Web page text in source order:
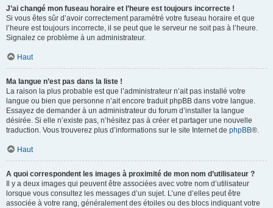
J’ai changé mon fuseau horaire et l’heure est toujours incorrecte !
Si vous êtes sûr d’avoir correctement paramétré votre fuseau horaire et que
l’heure est toujours incorrecte, il se peut que le serveur ne soit pas à l’heure.
Signalez ce problème à un administrateur.
Haut
Ma langue n’est pas dans la liste !
La raison la plus probable est que l’administrateur n’ait pas installé votre
langue ou bien que personne n’ait encore traduit phpBB dans votre langue.
Essayez de demander à un administrateur du forum d’installer la langue
désirée. Si elle n’existe pas, n’hésitez pas à créer et partager une nouvelle
traduction. Vous trouverez plus d’informations sur le site Internet de phpBB®.
Haut
A quoi correspondent les images à proximité de mon nom d’utilisateur ?
Il y a deux images qui peuvent être associées avec votre nom d’utilisateur
lorsque vous consultez les messages d’un sujet. L’une d’elles peut être
associée à votre rang, généralement des étoiles ou des blocs indiquant votre